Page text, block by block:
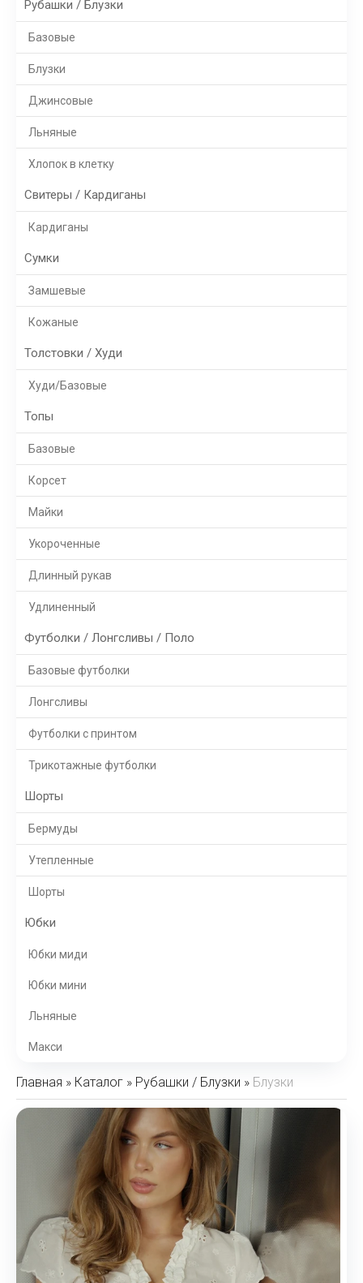
Рубашки / Блузки
Базовые
Блузки
Джинсовые
Льняные
Хлопок в клетку
Свитеры / Кардиганы
Кардиганы
Сумки
Замшевые
Кожаные
Толстовки / Худи
Худи/Базовые
Топы
Базовые
Корсет
Майки
Укороченные
Длинный рукав
Удлиненный
Футболки / Лонгсливы / Поло
Базовые футболки
Лонгсливы
Футболки с принтом
Трикотажные футболки
Шорты
Бермуды
Утепленные
Шорты
Юбки
Юбки миди
Юбки мини
Льняные
Макси
Главная » Каталог » Рубашки / Блузки » Блузки